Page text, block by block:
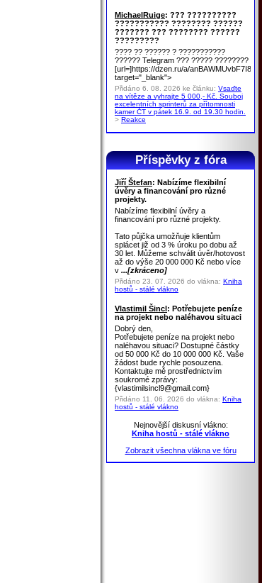
MichaelRuige: ??? ??????????
??????????? ???????? ??????
??????? ??? ???????? ??????
?????????
???? ?? ?????? ? ???????????
?????? Telegram ??? ????? ????????
[url=]https://dzen.ru/a/
target="_blank">
Přidáno 6. 08. 2026 ke článku: Vsaďte
na vítěze a vyhrajte 5 000,- Kč. Souboj
excelentních sprinterů za přítomnosti
kamer ČT v pátek 16.9. od 19.30 hodin.
> Reakce
Příspěvky z fóra
Jiří Štefan: Nabízíme flexibilní
úvěry a financování pro různé
projekty.
Nabízíme flexibilní úvěry a
financování pro různé projekty.
Tato půjčka umožňuje klientům
splácet již od 3 % úroku po dobu až
30 let. Můžeme schválit úvěr/hotovost
až do výše 20 000 000 Kč nebo více
v ...[zkráceno]
Přidáno 23. 07. 2026 do vlákna: Kniha
hostů - stálé vlákno
Vlastimil Šincl: Potřebujete peníze
na projekt nebo naléhavou situaci
Dobrý den,
Potřebujete peníze na projekt nebo
naléhavou situaci? Dostupné částky
od 50 000 Kč do 10 000 000 Kč. Vaše
žádost bude rychle posouzena.
Kontaktujte mě prostřednictvím
soukromé zprávy:
{vlastimilsincl9@gmail.com}
Přidáno 11. 06. 2026 do vlákna: Kniha
hostů - stálé vlákno
Nejnovější diskusní vlákno:
Kniha hostů - stálé vlákno
Zobrazit všechna vlákna ve fóru